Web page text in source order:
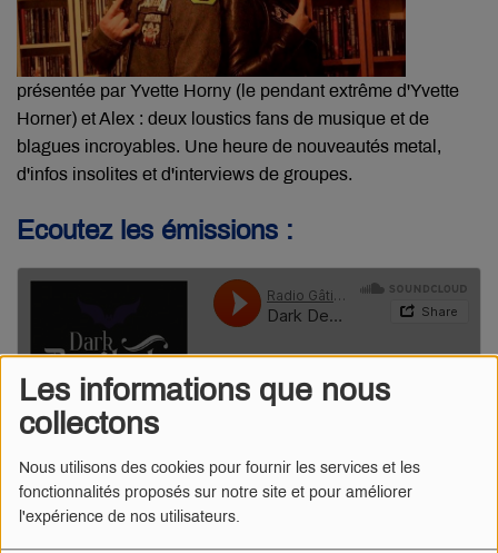
Les informations que nous
collectons
Nous utilisons des cookies pour fournir les services et les
fonctionnalités proposés sur notre site et pour améliorer
l'expérience de nos utilisateurs.
présentée par Yvette Horny (le pendant extrême d'Yvette
Horner) et Alex : deux loustics fans de musique et de
blagues incroyables. Une heure de nouveautés metal,
d'infos insolites et d'interviews de groupes.
Ecoutez les émissions :